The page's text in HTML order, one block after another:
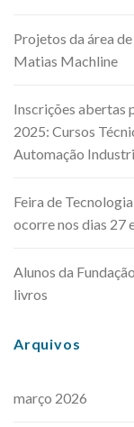
Projetos da área
Matias Machline
Inscrições abertas
2025: Cursos
Automação
Feira de
ocorre nos dias 27
Alunos da
livros
Arquivos
março 2026